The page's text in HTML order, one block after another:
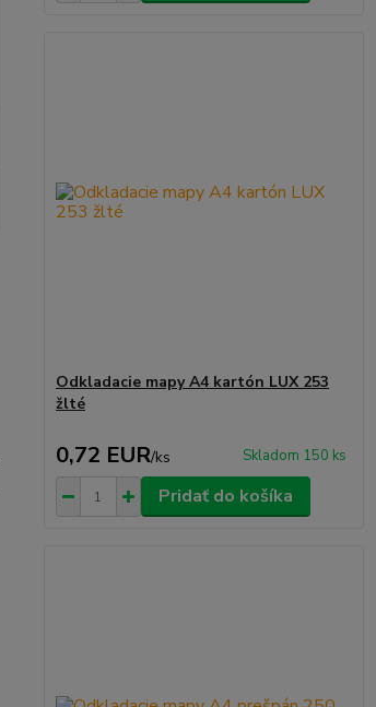
Odkladacie mapy A4 kartón LUX 253
žlté
0,72 EUR/ks Skladom 150 ks
Pridať do košíka